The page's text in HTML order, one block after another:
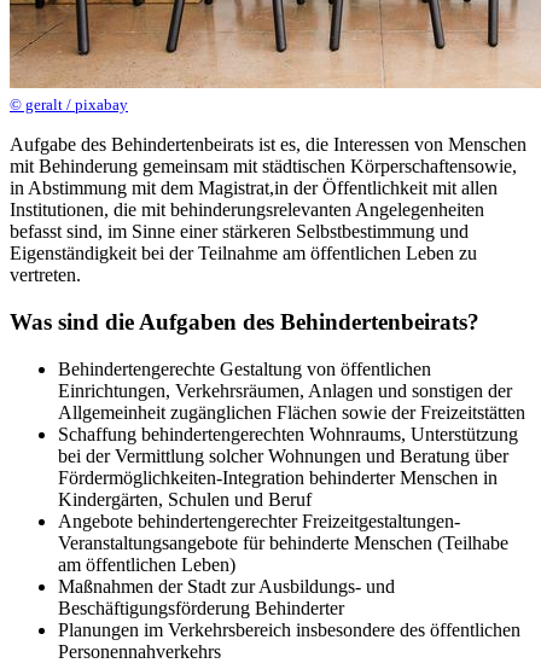
© geralt / pixabay
Aufgabe des Behindertenbeirats ist es, die Interessen von Menschen
mit Behinderung gemeinsam mit städtischen Körperschaftensowie,
in Abstimmung mit dem Magistrat,in der Öffentlichkeit mit allen
Institutionen, die mit behinderungsrelevanten Angelegenheiten
befasst sind, im Sinne einer stärkeren Selbstbestimmung und
Eigenständigkeit bei der Teilnahme am öffentlichen Leben zu
vertreten.
Was sind die Aufgaben des Behindertenbeirats?
Behindertengerechte Gestaltung von öffentlichen
Einrichtungen, Verkehrsräumen, Anlagen und sonstigen der
Allgemeinheit zugänglichen Flächen sowie der Freizeitstätten
Schaffung behindertengerechten Wohnraums, Unterstützung
bei der Vermittlung solcher Wohnungen und Beratung über
Fördermöglichkeiten-Integration behinderter Menschen in
Kindergärten, Schulen und Beruf
Angebote behindertengerechter Freizeitgestaltungen-
Veranstaltungsangebote für behinderte Menschen (Teilhabe
am öffentlichen Leben)
Maßnahmen der Stadt zur Ausbildungs- und
Beschäftigungsförderung Behinderter
Planungen im Verkehrsbereich insbesondere des öffentlichen
Personennahverkehrs